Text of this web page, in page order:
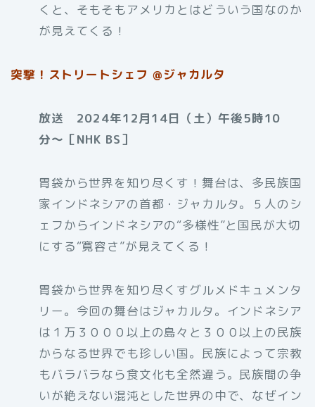
くと、そもそもアメリカとはどういう国なのか
が見えてくる！
突撃！ストリートシェフ @ジャカルタ
放送 2024年12月14日（土）午後5時10
分〜［NHK BS］
胃袋から世界を知り尽くす！舞台は、多民族国
家インドネシアの首都・ジャカルタ。５人のシ
ェフからインドネシアの“多様性”と国民が大切
にする“寛容さ”が見えてくる！
胃袋から世界を知り尽くすグルメドキュメンタ
リー。今回の舞台はジャカルタ。インドネシア
は１万３０００以上の島々と３００以上の民族
からなる世界でも珍しい国。民族によって宗教
もバラバラなら食文化も全然違う。民族間の争
いが絶えない混沌とした世界の中で、なぜイン